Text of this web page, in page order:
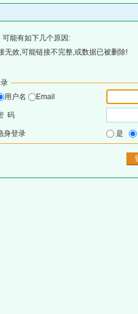
能有如下几个原因:
无效,可能链接不完整,或数据已被删除!
用户名
Email
码
身登录 是